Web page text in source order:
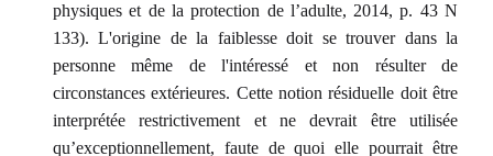
physiques et de la protection de l’adulte, 2014, p. 43 N
133). L'origine de la faiblesse doit se trouver dans la
personne même de l'intéressé et non résulter de
circonstances extérieures. Cette notion résiduelle doit être
interprétée restrictivement et ne devrait être utilisée
qu’exceptionnellement, faute de quoi elle pourrait être